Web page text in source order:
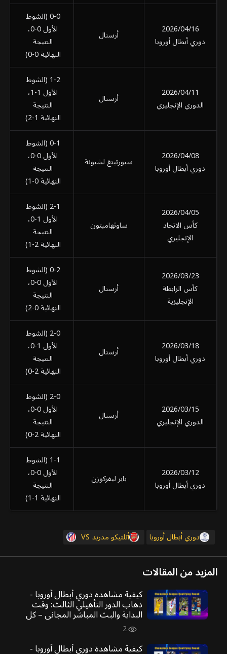
2026/04/16
دوري أبطال أوروبا
أرسنال
0-0 (الشوط
الأول 0-0،
النتيجة
النهائية 0-0)
2026/04/11
الدوري الإنجليزي
أرسنال
1-2 (الشوط
الأول 1-1،
النتيجة
النهائية 1-2)
2026/04/08
دوري أبطال أوروبا
سبورتينغ لشبونة
0-1 (الشوط
الأول 0-0،
النتيجة
النهائية 0-1)
2026/04/05
كأس الاتحاد
الإنجليزي
ساوثهامبتون
2-1 (الشوط
الأول 1-0،
النتيجة
النهائية 2-1)
2026/03/23
كأس الرابطة
الإنجليزية
أرسنال
0-2 (الشوط
الأول 0-0،
النتيجة
النهائية 0-2)
2026/03/18
دوري أبطال أوروبا
أرسنال
2-0 (الشوط
الأول 1-0،
النتيجة
النهائية 2-0)
2026/03/15
الدوري الإنجليزي
أرسنال
2-0 (الشوط
الأول 0-0،
النتيجة
النهائية 2-0)
2026/03/12
دوري أبطال أوروبا
باير ليفركوزن
1-1 (الشوط
الأول 0-0،
النتيجة
النهائية 1-1)
دوري أبطال أوروبا أتلتيكو مدريدVS
المزيد من المقالات
كيفية مشاهدة دوري أبطال أوروبا -
ذهاب الدور التأهيلي الثالث: وقت
البداية والبث المباشر المجاني – كل
ذلك في المعاينة
2
كيفية مشاهدة دوري أبطال أوروبا -